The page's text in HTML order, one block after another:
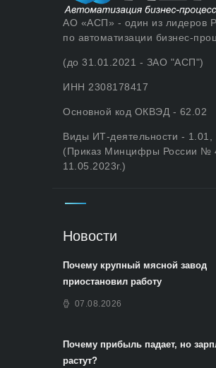
АО «АСП» - один из лидеров
по автоматизации бизнес-
(до 31.01.2021 - ЗАО "АСП")
ИНН 2308178417
Основной код ОКВЭД - 62.02
Виды ИТ-деятельности - 1.01,
(Приказ Минцифры России №
11.05.2023г.)
Новости
Почему крупный мясной завод
приостановил работу
07.08.2026
Почему прибыль падает, но
растут?